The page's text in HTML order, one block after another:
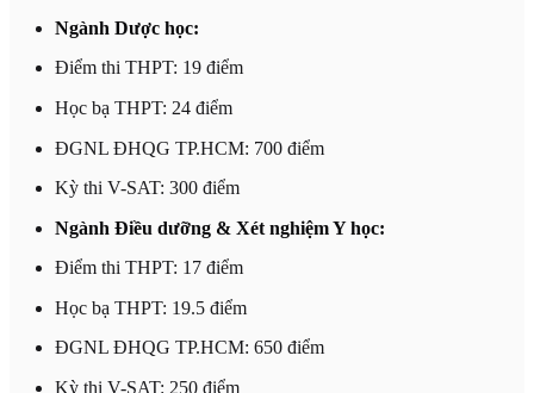
Ngành Dược học:
Điểm thi THPT: 19 điểm
Học bạ THPT: 24 điểm
ĐGNL ĐHQG TP.HCM: 700 điểm
Kỳ thi V-SAT: 300 điểm
Ngành Điều dưỡng & Xét nghiệm Y học:
Điểm thi THPT: 17 điểm
Học bạ THPT: 19.5 điểm
ĐGNL ĐHQG TP.HCM: 650 điểm
Kỳ thi V-SAT: 250 điểm